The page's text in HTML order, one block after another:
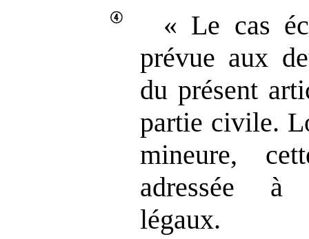
« Le cas
prévue aux
du présent
partie civile.
mineure,
adressée à
légaux.